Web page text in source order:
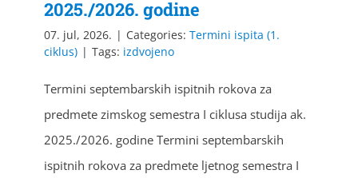
2025./2026. godine
07. jul, 2026. | Categories: Termini ispita (1.
ciklus) | Tags: izdvojeno
Termini septembarskih ispitnih rokova za
predmete zimskog semestra I ciklusa studija ak.
2025./2026. godine Termini septembarskih
ispitnih rokova za predmete ljetnog semestra I